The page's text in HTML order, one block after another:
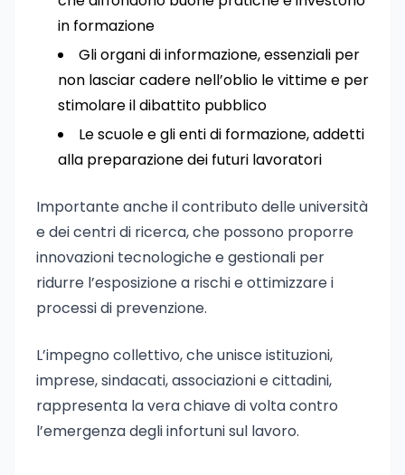
in formazione
Gli organi di informazione, essenziali per
non lasciar cadere nell’oblio le vittime e per
stimolare il dibattito pubblico
Le scuole e gli enti di formazione, addetti
alla preparazione dei futuri lavoratori
Importante anche il contributo delle università
e dei centri di ricerca, che possono proporre
innovazioni tecnologiche e gestionali per
ridurre l’esposizione a rischi e ottimizzare i
processi di prevenzione.
L’impegno collettivo, che unisce istituzioni,
imprese, sindacati, associazioni e cittadini,
rappresenta la vera chiave di volta contro
l’emergenza degli infortuni sul lavoro.